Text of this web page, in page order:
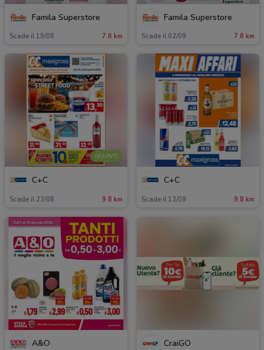
Famila Superstore
Scade il 19/08 7.8 km
Famila Superstore
Scade il 02/09 7.8 km
NUOVO
C+C
Scade il 23/08 9.8 km
C+C
Scade il 13/09 9.8 km
A&O CraiGO